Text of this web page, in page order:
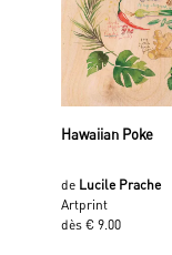
Hawaiian Poke
de Lucile Prache
Artprint
dès € 9.00